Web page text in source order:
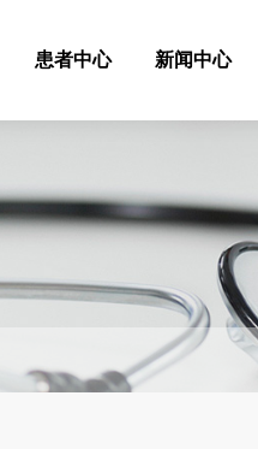
患者中心 新闻中心